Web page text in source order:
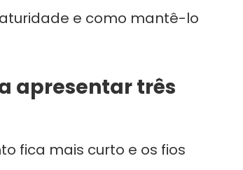
e como mantê-lo
apresentar três
fica mais curto e os fios